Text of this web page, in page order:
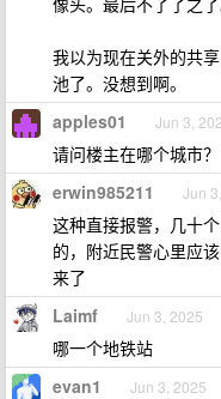
我以为现在关外的共
池了。没想到啊。
apples01 Jun 3,
请问楼主在哪个城市？
erwin985211 Jun
这种直接报警，几十
的，附近民警心里应
来了
Laimf Jun 3, 2025
哪一个地铁站
evan1 Jun 3, 2025